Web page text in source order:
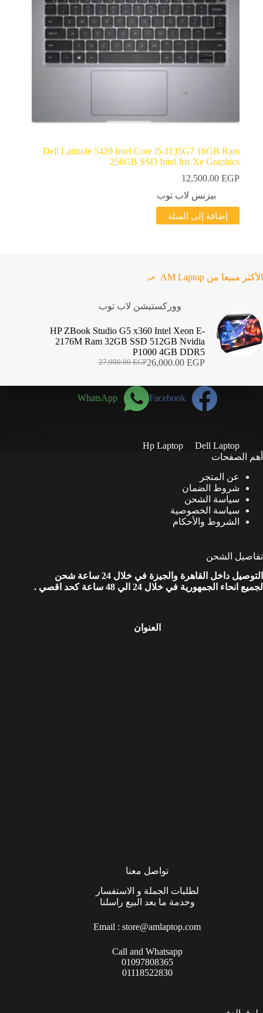
Dell Latitude 5420 Intel Core i5-1135G7 16GB Ram
256GB SSD Intel Iris Xe Graphics
12,500.00 EGP
بيزنس لاب توب
إضافة إلى السلة
الأكثر مبيعا من AM Laptop
ووركستيشن لاب توب
HP ZBook Studio G5 x360 Intel Xeon E-
2176M Ram 32GB SSD 512GB Nvidia
P1000 4GB DDR5
27,000.00EGP
السعر
هو:
27,000.00 EGP.
26,000.00 EGP
السعر
هو:
26,000.00 EGP.Facebook
WhatsApp
Dell Laptop
Hp Laptop
أهم الصفحات
عن المتجر
شروط الضمان
سياسة الشحن
سياسة الخصوصية
الشروط والأحكام
تفاصيل الشحن
التوصيل داخل القاهرة والجيزة في خلال 24 ساعة شحن
لجميع انحاء الجمهورية في خلال 24 الي 48 ساعة كحد اقصي .
العنوان
تواصل معنا
لطلبات الجملة و الاستفسار
وخدمة ما بعد البيع راسلنا
Email :store@amlaptop.com
Call and Whatsapp
01097808365
01118522830